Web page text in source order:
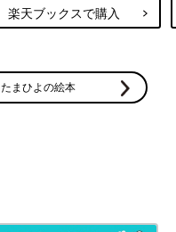
楽天ブックスで購入
たまひよの絵本